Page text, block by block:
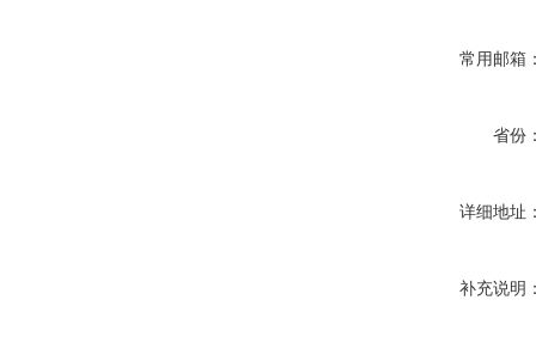
常用邮箱
省份
详细地址
补充说明